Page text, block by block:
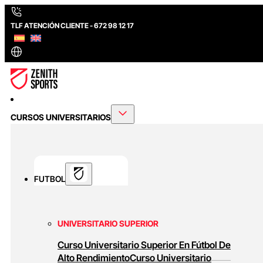
TLF ATENCIÓN CLIENTE - 672 98 12 17
CURSOS UNIVERSITARIOS
FUTBOL
UNIVERSITARIO SUPERIOR
Curso Universitario Superior En Fútbol De
Alto RendimientoCurso Universitario